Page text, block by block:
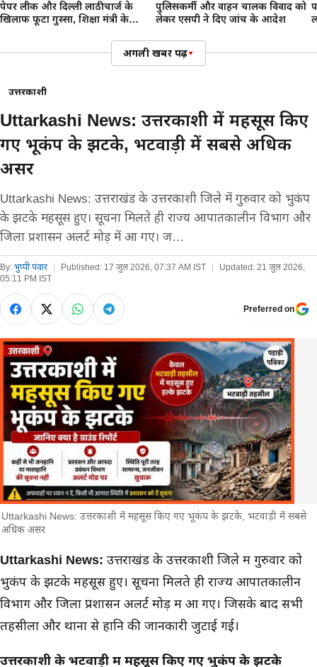
पेपर लीक और दिल्ली लाठीचार्ज के
खिलाफ फूटा गुस्सा, शिक्षा मंत्री के
पुलिसकर्मी और वाहन चालक विवाद को
लेकर एसपी ने दिए जांच के आदेश
अगली खबर पढ़ें▾
उत्तरकाशी
Uttarkashi News: उत्तरकाशी में महसूस किए
गए भूकंप के झटके, भटवाड़ी में सबसे अधिक
असर
Uttarkashi News: उत्तराखंड के उत्तरकाशी जिले में गुरुवार को भुकंप
के झटके महसूस हुए। सूचना मिलते ही राज्य आपातकालीन विभाग और
जिला प्रशासन अलर्ट मोड़ में आ गए। ज…
By: भुप्पी पंवार Published: 17 जुल 2026, 07:37 AM IST Updated: 21 जुल 2026,
05:11 PM IST
Preferred on
Uttarkashi News: उत्तरकाशी में महसूस किए गए भूकंप के झटके, भटवाड़ी में सबसे
अधिक असर
मुख्य समाचार
Uttarkashi News: उत्तराखंड के उत्तरकाशी जिले में गुरुवार को
भुकंप के झटके महसूस हुए। सूचना मिलते ही राज्य आपातकालीन
विभाग और जिला प्रशासन अलर्ट मोड़ में आ गए। जिसके बाद सभी
तहसीलों और थानों से हानि की जानकारी जुटाई गई।
उत्तरकाशी के भटवाड़ी में महसूस किए गए भुकंप के झटके